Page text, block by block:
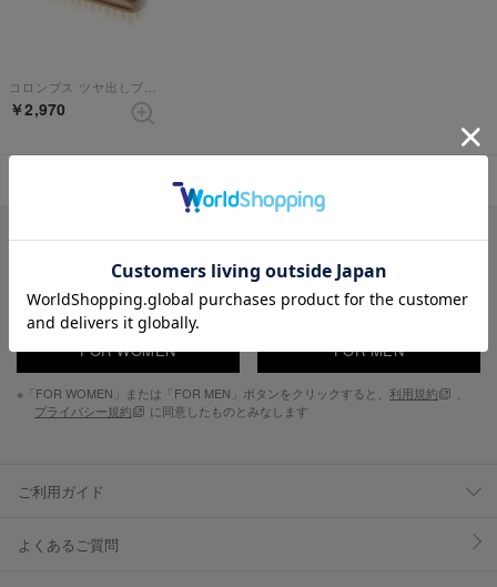
￥2,970
FOR WOMEN FOR MEN
※「FOR WOMEN」または「FOR MEN」ボタンをクリックすると、 利用規約
プライバシー規約
に同意したものとみなします
ご利用ガイド
よくあるご質問